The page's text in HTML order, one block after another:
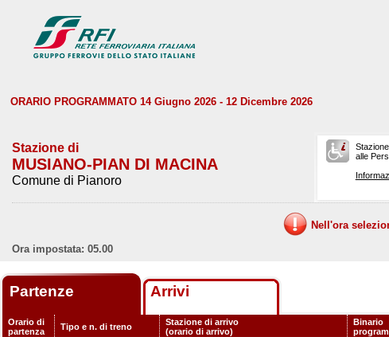
ORARIO PROGRAMMATO 14 Giugno 2026 - 12 Dicembre 2026
Stazione di
MUSIANO-PIAN DI MACINA
Comune di Pianoro
alle
Nell'ora
Ora impostata: 05.00
Partenze Arrivi
Orario di
partenza
Tipo e n. di treno
Stazione di arrivo
(orario di arrivo)
Binario